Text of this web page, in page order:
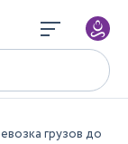
грузов до